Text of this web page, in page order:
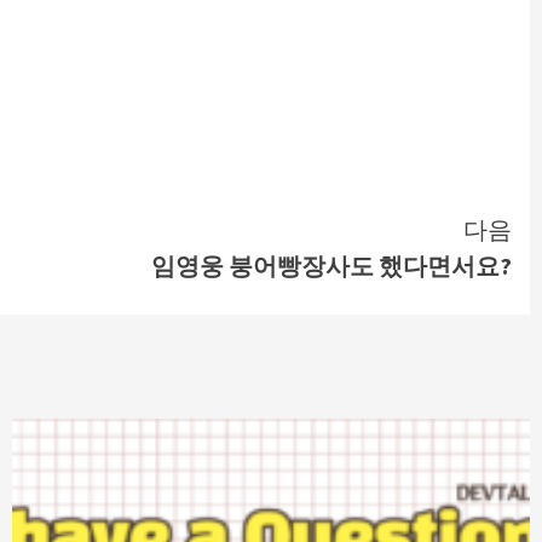
다음
임영웅 붕어빵장사도 했다면서요?